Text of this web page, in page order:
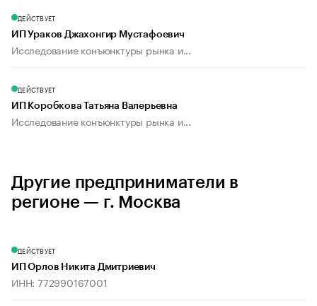
ДЕЙСТВУЕТ
ИП Ураков Джахонгир Мустафоевич
Исследование конъюнктуры рынка и...
ДЕЙСТВУЕТ
ИП Коробкова Татьяна Валерьевна
Исследование конъюнктуры рынка и...
Другие предприниматели в
регионе — г. Москва
ДЕЙСТВУЕТ
ИП Орлов Никита Дмитриевич
ИНН: 772990167001